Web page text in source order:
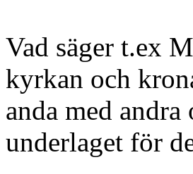
Vad säger t.ex
kyrkan och
anda med
underlaget för